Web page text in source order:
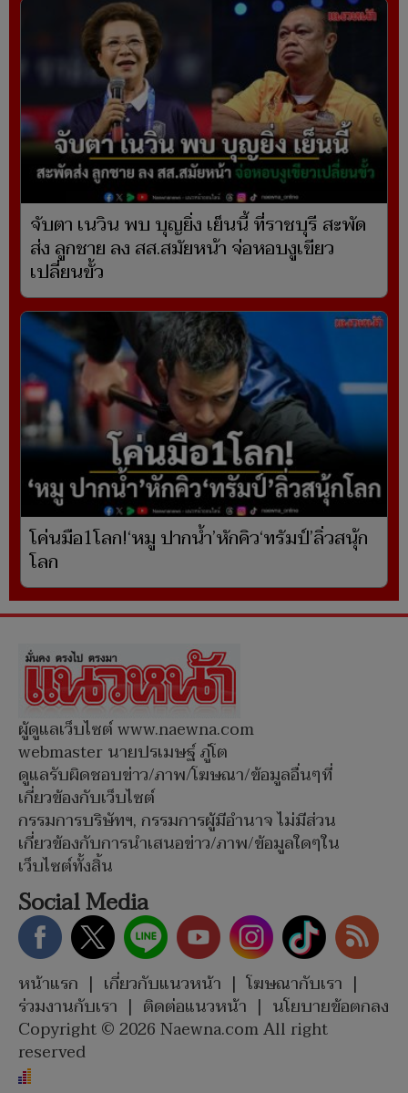
จับตา เนวิน พบ บุญยิ่ง เย็นนี้ ที่ราชบุรี สะพัด
ส่ง ลูกชาย ลง สส.สมัยหน้า จ่อหอบงูเขียว
เปลี่ยนขั้ว
โค่นมือ1โลก!‘หมู ปากน้ำ’หักคิว‘ทรัมป์’ลิ่วสนุ้ก
โลก
ผู้ดูแลเว็บไซต์ www.naewna.com
webmaster นายปรเมษฐ์ ภู่โต
ดูแลรับผิดชอบข่าว/ภาพ/โฆษณา/ข้อมูลอื่นๆที่
เกี่ยวข้องกับเว็บไซต์
กรรมการบริษัทฯ, กรรมการผู้มีอำนาจ ไม่มีส่วน
เกี่ยวข้องกับการนำเสนอข่าว/ภาพ/ข้อมูลใดๆใน
เว็บไซต์ทั้งสิ้น
Social Media
หน้าแรก | เกี่ยวกับแนวหน้า | โฆษณากับเรา |
ร่วมงานกับเรา | ติดต่อแนวหน้า | นโยบายข้อตกลง
Copyright © 2026 Naewna.com All right
reserved